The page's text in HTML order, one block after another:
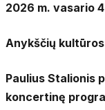
2026 m. vasario
Anykščių
Paulius Stalionis
koncertinę